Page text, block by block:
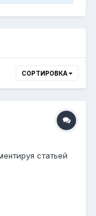
СОРТИРОВКА
статьей